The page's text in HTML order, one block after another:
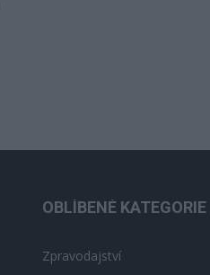
OBLÍBENÉ KATEGORIE
Zpravodajství